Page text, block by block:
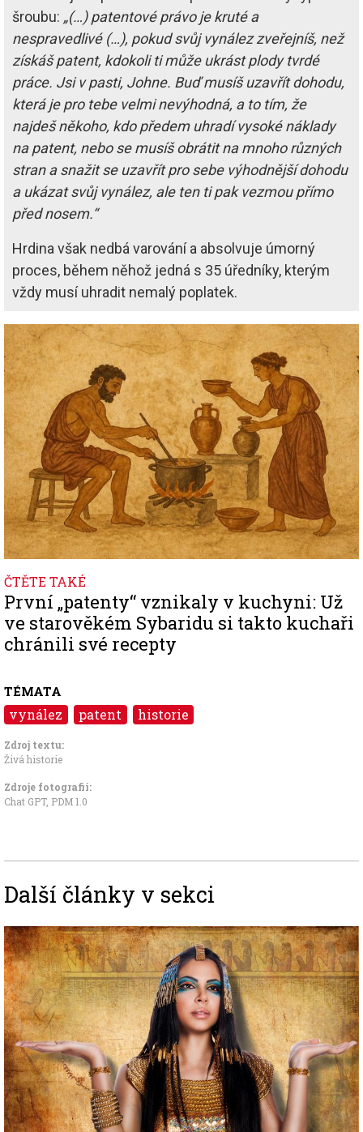
šroubu: „(…) patentové právo je kruté a
nespravedlivé (…), pokud svůj vynález zveřejníš, než
získáš patent, kdokoli ti může ukrást plody tvrdé
práce. Jsi v pasti, Johne. Buď musíš uzavřít dohodu,
která je pro tebe velmi nevýhodná, a to tím, že
najdeš někoho, kdo předem uhradí vysoké náklady
na patent, nebo se musíš obrátit na mnoho různých
stran a snažit se uzavřít pro sebe výhodnější dohodu
a ukázat svůj vynález, ale ten ti pak vezmou přímo
před nosem.“
Hrdina však nedbá varování a absolvuje úmorný
proces, během něhož jedná s 35 úředníky, kterým
vždy musí uhradit nemalý poplatek.
Image
ČTĚTE TAKÉ
První „patenty“ vznikaly v kuchyni: Už
ve starověkém Sybaridu si takto kuchaři
chránili své recepty
TÉMATA
vynález patent historie
Zdroj textu:
Živá historie
Zdroje fotografii:
Chat GPT, PDM 1.0
Další články v sekci
Image